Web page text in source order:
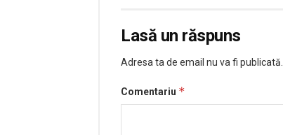
Lasă un răspuns
Adresa ta de email nu va fi publicată.
Comentariu *